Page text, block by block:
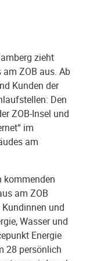
zieht
am ZOB aus. Ab
Kunden der
Den
ZOB-Insel und
im
am
kommenden
am ZOB
und
Wasser und
Energie
28 persönlich